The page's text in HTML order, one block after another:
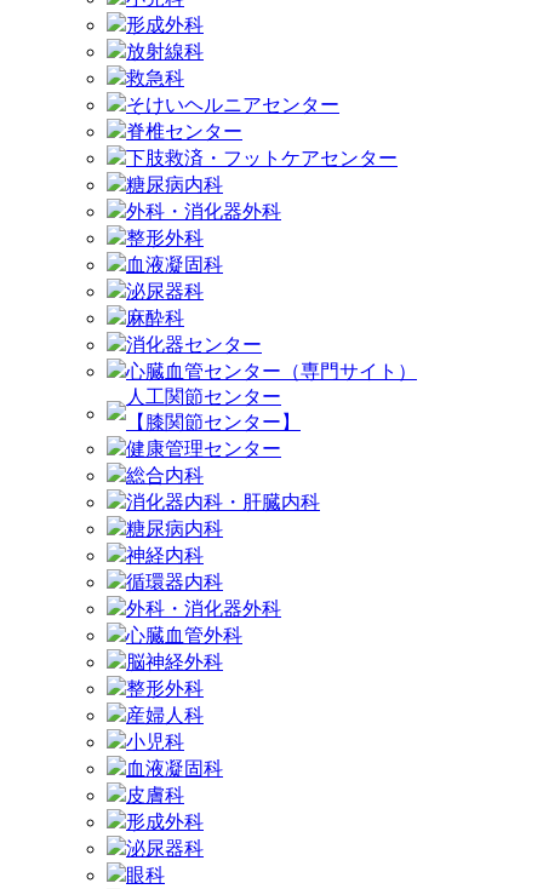
形成外科
放射線科
救急科
そけいヘルニアセンター
脊椎センター
下肢救済・フットケアセンター
糖尿病内科
外科・消化器外科
整形外科
血液凝固科
泌尿器科
麻酔科
消化器センター
心臓血管センター（専門サイト）
人工関節センター
【膝関節センター】
健康管理センター
総合内科
消化器内科・肝臓内科
糖尿病内科
神経内科
循環器内科
外科・消化器外科
心臓血管外科
脳神経外科
整形外科
産婦人科
小児科
血液凝固科
皮膚科
形成外科
泌尿器科
眼科